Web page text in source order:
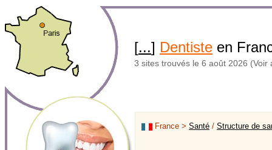
[...] Dentiste en
3 sites trouvés le 6 août 2026 (Voir
France > Santé / Structure de